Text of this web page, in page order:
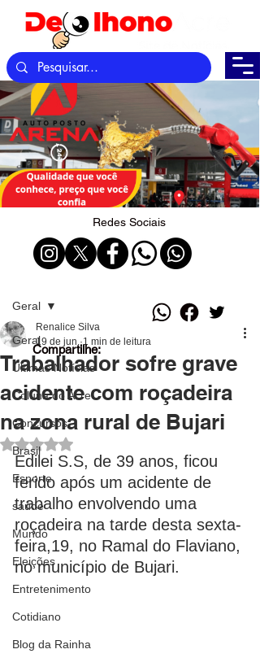
Redes Sociais
Geral
Últimas Notícias
Coluna do Acre
Concursos
Brasil
Esporte
saúde
Mundo
Eleições
Entretenimento
Cotidiano
Blog da Rainha
Geral
Trabalhador sofre grave
acidente com roçadeira
na zona rural de Bujari
Renalice Silva
19 de jun. 1 min de leitura
Avaliado com NaN de 5 estrelas.
Edilei S.S, de 39 anos, ficou
ferido após um acidente de
trabalho envolvendo uma
roçadeira na tarde desta sexta-
feira,19, no Ramal do Flaviano,
no município de Bujari.
Compartilhe: